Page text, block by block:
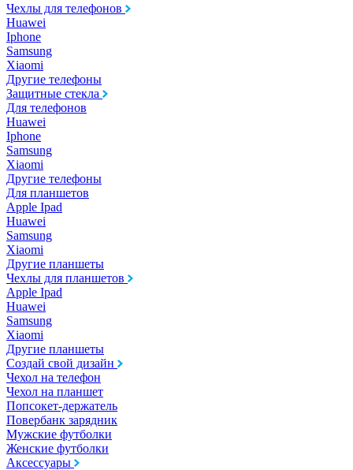
Чехлы для телефонов
Huawei
Iphone
Samsung
Xiaomi
Другие телефоны
Защитные стекла
Для телефонов
Huawei
Iphone
Samsung
Xiaomi
Другие телефоны
Для планшетов
Apple Ipad
Huawei
Samsung
Xiaomi
Другие планшеты
Чехлы для планшетов
Apple Ipad
Huawei
Samsung
Xiaomi
Другие планшеты
Создай свой дизайн
Чехол на телефон
Чехол на планшет
Попсокет-держатель
Повербанк зарядник
Мужские футболки
Женские футболки
Аксессуары